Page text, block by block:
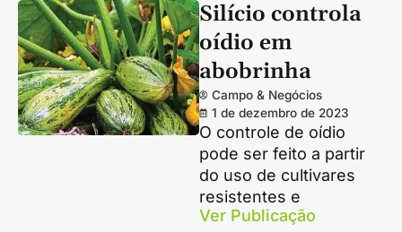
Silício controla
oídio em
abobrinha
Campo & Negócios
1 de dezembro de 2023
O controle de oídio
pode ser feito a partir
do uso de cultivares
resistentes e
Ver Publicação